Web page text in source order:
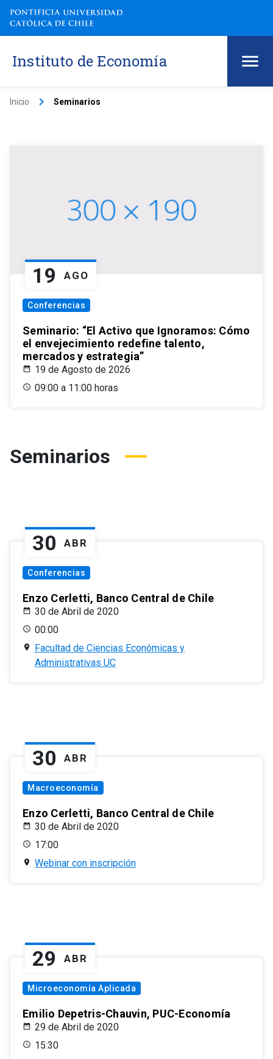
Instituto de Economía
Inicio keyboard_arrow_right Seminarios
19 AGO
Conferencias
Seminario: “El Activo que Ignoramos: Cómo
el envejecimiento redefine talento,
mercados y estrategia”
19 de Agosto de 2026
09:00 a 11:00 horas
Seminarios
30 ABR
Conferencias
Enzo Cerletti, Banco Central de Chile
30 de Abril de 2020
00:00
Facultad de Ciencias Económicas y
Administrativas UC
30 ABR
Macroeconomía
Enzo Cerletti, Banco Central de Chile
30 de Abril de 2020
17:00
Webinar con inscripción
29 ABR
Microeconomía Aplicada
Emilio Depetris-Chauvin, PUC-Economía
29 de Abril de 2020
15:30